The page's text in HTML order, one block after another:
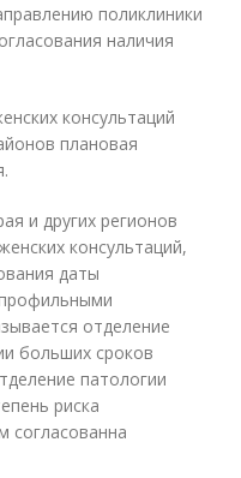
поликлиники
наличия
консультаций
плановая
и других регионов
консультаций,
даты
отделение
больших сроков
патологии
риска
согласованна